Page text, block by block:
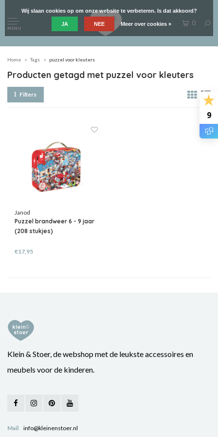
9
MENU
0
Home Tags puzzel voor kleuters
Producten getagd met puzzel voor kleuters
Filters
Janod
Puzzel brandweer 6 - 9 jaar
(208 stukjes)
€17,95
Klein & Stoer, de webshop met de leukste accessoires en
meubels voor de kinderen.
Mail info@kleinenstoer.nl
Wij slaan cookies op om onze website te verbeteren. Is dat akkoord?
JA NEE Meer over cookies »